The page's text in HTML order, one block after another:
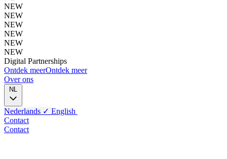
NEW
NEW
NEW
NEW
NEW
NEW
Digital Partnerships
Ontdek meerOntdek meer
Over ons
NL
Nederlands ✓ English
Contact
Contact